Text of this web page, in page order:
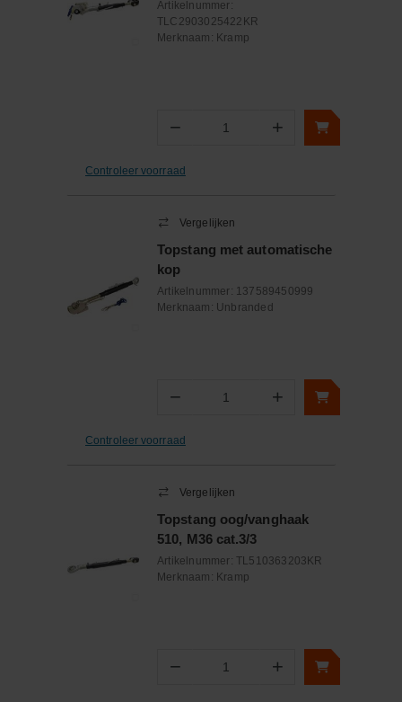
Artikelnummer:
TLC2903025422KR
Merknaam: Kramp
− Aantal +
Controleer voorraad
Vergelijken
Topstang met automatische
kop
Artikelnummer: 137589450999
Merknaam: Unbranded
− Aantal +
Controleer voorraad
Vergelijken
Topstang oog/vanghaak
510, M36 cat.3/3
Artikelnummer: TL510363203KR
Merknaam: Kramp
− Aantal +